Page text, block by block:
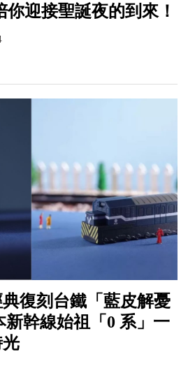
你迎接聖誕夜的到來！
復刻台鐵「藍皮解憂
幹線始祖「0 系」一